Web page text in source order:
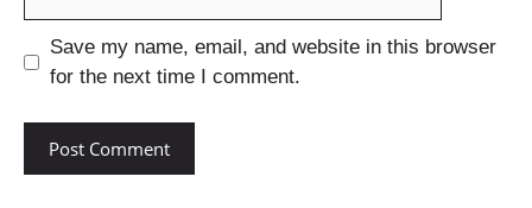
Save my name, email, and website in this browser
for the next time I comment.